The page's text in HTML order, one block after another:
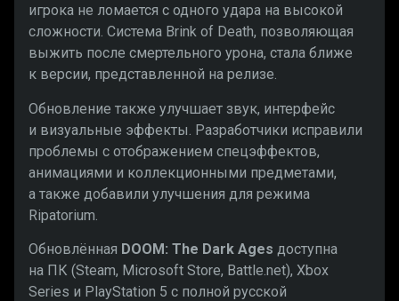
игрока не ломается с одного удара на высокой
сложности. Система Brink of Death, позволяющая
выжить после смертельного урона, стала ближе
к версии, представленной на релизе.
Обновление также улучшает звук, интерфейс
и визуальные эффекты. Разработчики исправили
проблемы с отображением спецэффектов,
анимациями и коллекционными предметами,
а также добавили улучшения для режима
Ripatorium.
Обновлённая DOOM: The Dark Ages доступна
на ПК (Steam, Microsoft Store, Battle.net), Xbox
Series и PlayStation 5 с полной русской